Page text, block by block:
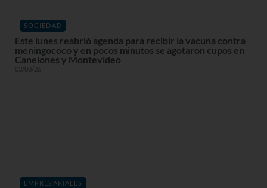
SOCIEDAD
Este lunes reabrió agenda para recibir la vacuna contra
meningococo y en pocos minutos se agotaron cupos en
Canelones y Montevideo
03/08/26
EMPRESARIALES